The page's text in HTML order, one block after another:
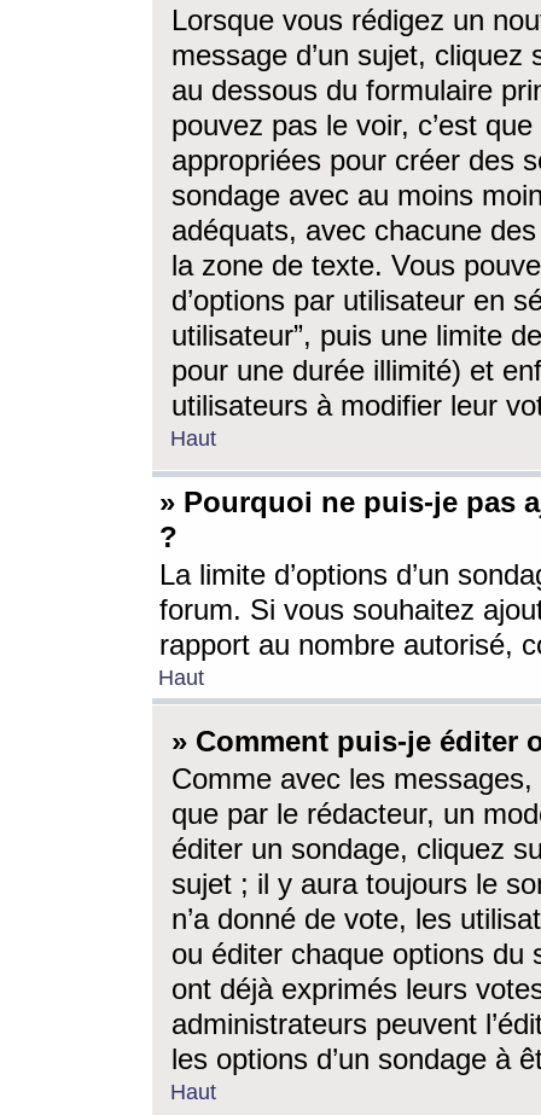
Lorsque vous rédigez un
message d’un sujet, cliquez
au dessous du formulaire
pouvez pas le voir, c’est
appropriées pour créer des
sondage avec au moins
adéquats, avec chacune
la zone de texte. Vous
d’options par utilisateur en
utilisateur”, puis une limite
pour une durée illimité) et
utilisateurs à modifier leur
Haut
» Pourquoi ne puis-je pas
?
La limite d’options d’un
forum. Si vous souhaitez
rapport au nombre autorisé,
Haut
» Comment puis-je éditer
Comme avec les
que par le rédacteur, un
éditer un sondage, cliquez
sujet ; il y aura toujours le
n’a donné de vote, les
ou éditer chaque options du
ont déjà exprimés leurs
administrateurs peuvent
les options d’un sondage à
Haut